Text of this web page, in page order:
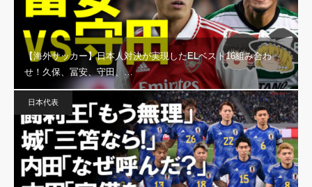
【海外サッカー】日本人対決が実現したELベスト16組み合わ
せ！久保、冨安、守田、…
日本代表